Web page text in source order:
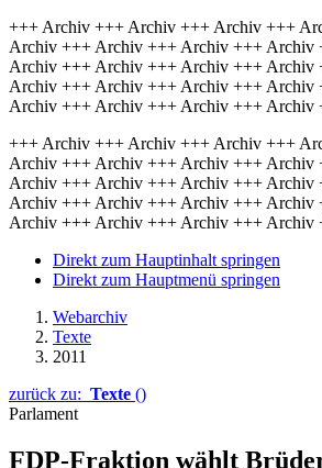
+++ Archiv +++ Archiv +++ Archiv +++
Archiv +++ Archiv +++ Archiv +++ Archiv
Archiv +++ Archiv +++ Archiv +++ Archiv
Archiv +++ Archiv +++ Archiv +++ Archiv
Archiv +++ Archiv +++ Archiv +++ Archiv
+++ Archiv +++ Archiv +++ Archiv +++
Archiv +++ Archiv +++ Archiv +++ Archiv
Archiv +++ Archiv +++ Archiv +++ Archiv
Archiv +++ Archiv +++ Archiv +++ Archiv
Archiv +++ Archiv +++ Archiv +++ Archiv
Direkt zum Hauptinhalt springen
Direkt zum Hauptmenü springen
Webarchiv
Texte
2011
zurück zu: Texte ()
Parlament
FDP-Fraktion wählt